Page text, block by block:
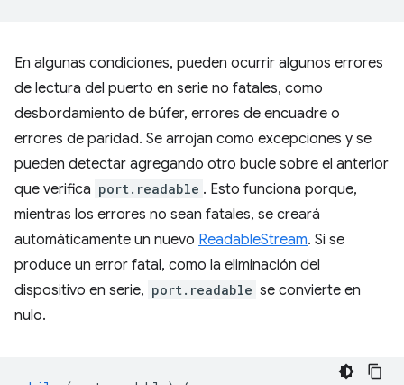
En algunas condiciones, pueden ocurrir algunos errores
de lectura del puerto en serie no fatales, como
desbordamiento de búfer, errores de encuadre o
errores de paridad. Se arrojan como excepciones y se
pueden detectar agregando otro bucle sobre el anterior
que verifica port.readable . Esto funciona porque,
mientras los errores no sean fatales, se creará
automáticamente un nuevo ReadableStream. Si se
produce un error fatal, como la eliminación del
dispositivo en serie, port.readable se convierte en
nulo.